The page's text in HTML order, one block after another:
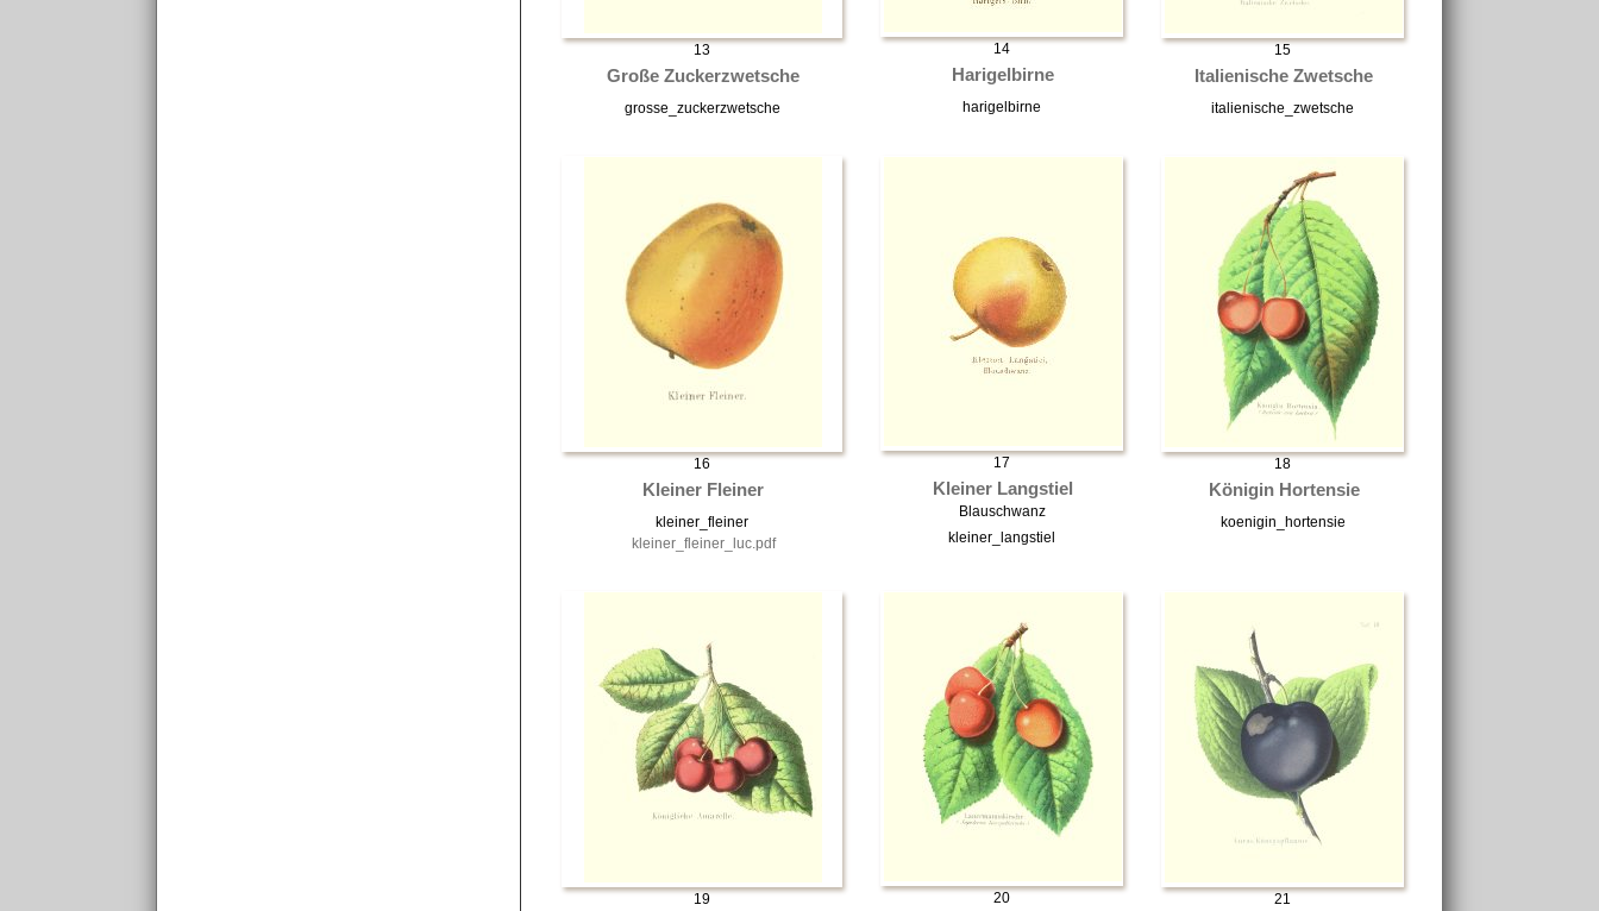
13
Große Zuckerzwetsche
grosse_zuckerzwetsche
14
Harigelbirne
harigelbirne
15
Italienische Zwetsche
italienische_zwetsche
16
Kleiner Fleiner
kleiner_fleiner
kleiner_fleiner_luc.pdf
17
Kleiner Langstiel
Blauschwanz
kleiner_langstiel
18
Königin Hortensie
koenigin_hortensie
19 20 21